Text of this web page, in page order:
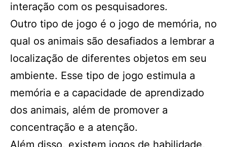
interação com os pesquisadores.
Outro tipo de jogo é o jogo de memória, no
qual os animais são desafiados a lembrar a
localização de diferentes objetos em seu
ambiente. Esse tipo de jogo estimula a
memória e a capacidade de aprendizado
dos animais, além de promover a
concentração e a atenção.
Além disso, existem jogos de habilidade,